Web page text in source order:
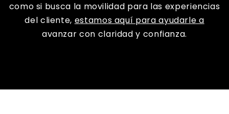
como si busca la movilidad para las experiencias
del cliente, estamos aquí para ayudarle a
avanzar con claridad y confianza.